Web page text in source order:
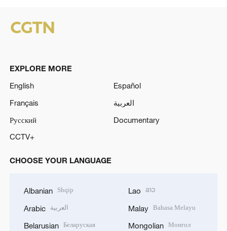
EXPLORE MORE
English
Español
Français
العربية
Русский
Documentary
CCTV+
CHOOSE YOUR LANGUAGE
Albanian Shqip
Arabic العربية
Belarusian Беларуская
Lao ລາວ
Malay Bahasa Melayu
Mongolian Монгол